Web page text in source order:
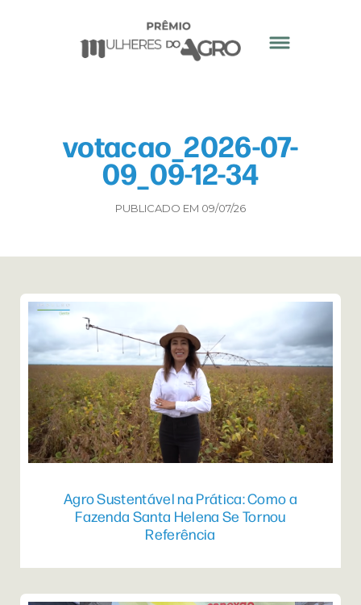
votacao_2026-07-
09_09-12-34
PUBLICADO EM 09/07/26
Agro Sustentável na Prática: Como a
Fazenda Santa Helena Se Tornou
Referência